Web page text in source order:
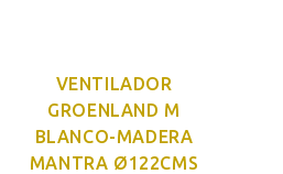
VENTILADOR
GROENLAND M
BLANCO-MADERA
MANTRA Ø122CMS